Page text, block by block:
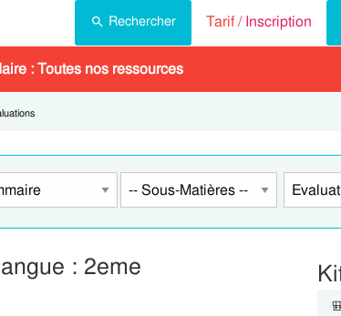
Rechercher Tarif /Inscription
: Toutes nos ressources
: 2eme